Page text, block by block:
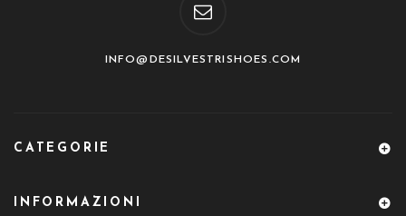
INFO@DESILVESTRISHOES.COM
CATEGORIE
INFORMAZIONI